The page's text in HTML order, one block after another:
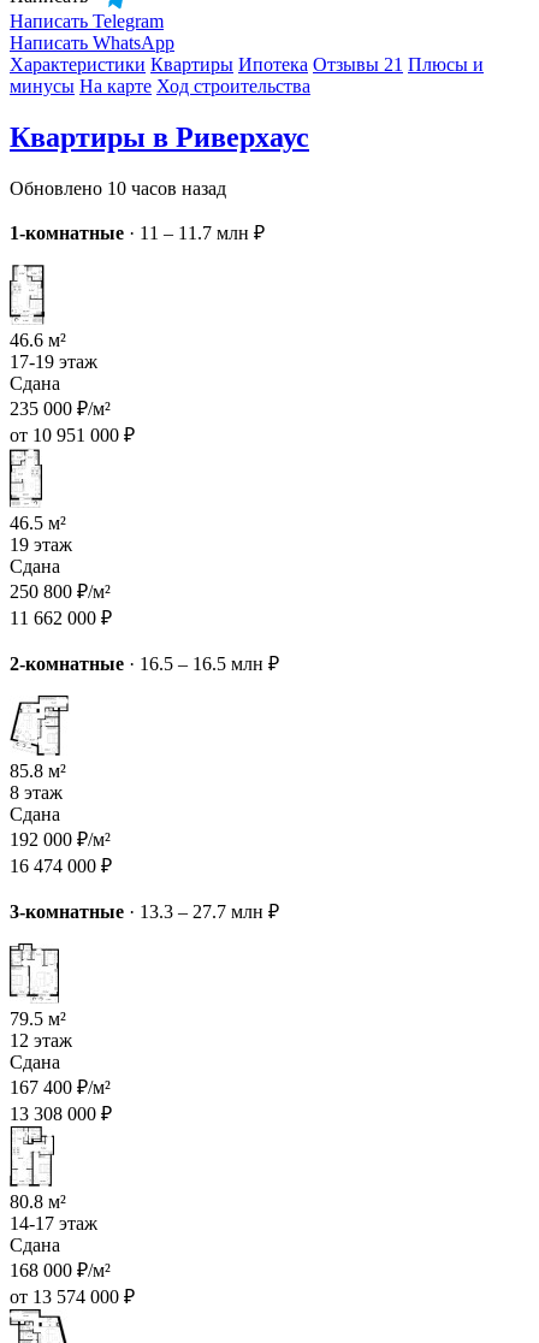
Написать Telegram
Написать WhatsApp
Характеристики Квартиры Ипотека Отзывы 21 Плюсы и
минусы На карте Ход строительства
Квартиры в Риверхаус
Обновлено 10 часов назад
1-комнатные · 11 – 11.7 млн ₽
46.6 м²
17-19 этаж
Сдана
235 000 ₽/м²
от 10 951 000 ₽
46.5 м²
19 этаж
Сдана
250 800 ₽/м²
11 662 000 ₽
2-комнатные · 16.5 – 16.5 млн ₽
85.8 м²
8 этаж
Сдана
192 000 ₽/м²
16 474 000 ₽
3-комнатные · 13.3 – 27.7 млн ₽
79.5 м²
12 этаж
Сдана
167 400 ₽/м²
13 308 000 ₽
80.8 м²
14-17 этаж
Сдана
168 000 ₽/м²
от 13 574 000 ₽